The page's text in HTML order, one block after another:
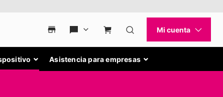
Asistencia para empresas